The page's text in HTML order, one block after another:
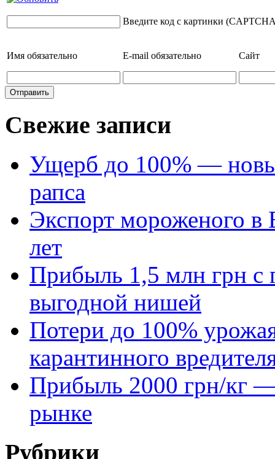
Введите код с картинки
Имя обязательно E-mail обязательно Сайт
Свежие записи
Ущерб до 100% —
рапса
Экспорт мороженого в
лет
Прибыль 1,5 млн грн с
выгодной нишей
Потери до 100%
карантинного
Прибыль 2000 грн/кг —
рынке
Рубрики